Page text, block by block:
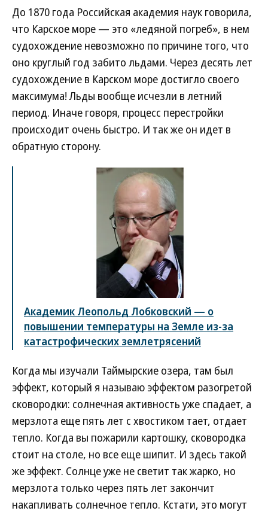
До 1870 года Российская академия наук говорила,
что Карское море — это «ледяной погреб», в нем
судохождение невозможно по причине того, что
оно круглый год забито льдами. Через десять лет
судохождение в Карском море достигло своего
максимума! Льды вообще исчезли в летний
период. Иначе говоря, процесс перестройки
происходит очень быстро. И так же он идет в
обратную сторону.
Академик Леопольд Лобковский — о
повышении температуры на Земле из-за
катастрофических землетрясений
Когда мы изучали Таймырские озера, там был
эффект, который я называю эффектом разогретой
сковородки: солнечная активность уже спадает, а
мерзлота еще пять лет с хвостиком тает, отдает
тепло. Когда вы пожарили картошку, сковородка
стоит на столе, но все еще шипит. И здесь такой
же эффект. Солнце уже не светит так жарко, но
мерзлота только через пять лет закончит
накапливать солнечное тепло. Кстати, это могут